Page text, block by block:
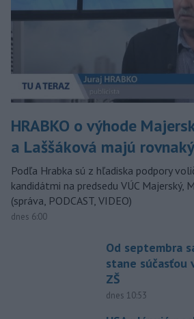
HRABKO o výhode
a Laššáková majú
Podľa Hrabka sú z hľadiska podpory
kandidátmi na predsedu VÚC Majerský,
(správa, PODCAST, VIDEO)
dnes 6:00
Od septembra
stane súčasťou
ZŠ
dnes 10:53